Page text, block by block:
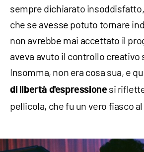
sempre dichiarato
che se avesse potuto tornare
non avrebbe mai accettato il
aveva avuto il controllo creativo
Insomma, non era cosa sua, e
di libertà d'espressionesi
pellicola, che fu un vero fiasco